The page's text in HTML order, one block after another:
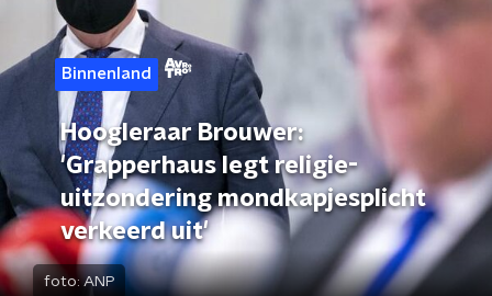
Binnenland
Hoogleraar Brouwer:
'Grapperhaus legt religie-
uitzondering mondkapjesplicht
verkeerd uit'
foto:ANP